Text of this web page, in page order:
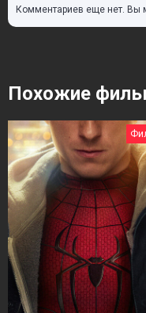
Комментариев еще нет. Вы
Похожие